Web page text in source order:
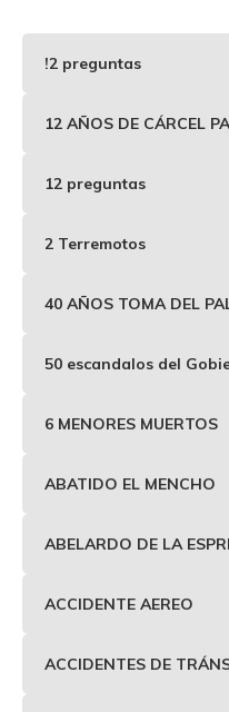
!2 preguntas
12 AÑOS DE CÁRCEL
12 preguntas
2 Terremotos
40 AÑOS TOMA DEL
50 escandalos del
6 MENORES MUERTOS
ABATIDO EL MENCHO
ABELARDO DE LA
ACCIDENTE AEREO
ACCIDENTES DE